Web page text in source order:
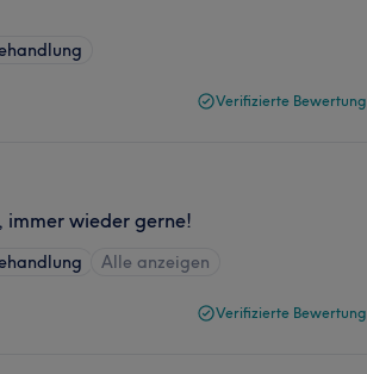
Verifizierte Bewertung
immer wieder gerne!
Alle anzeigen
Verifizierte Bewertung